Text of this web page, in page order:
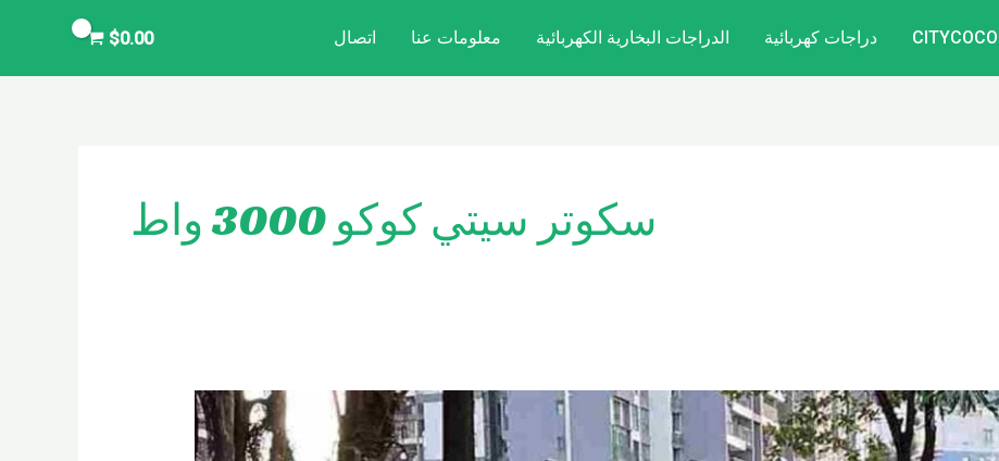
دراجات كهربائية الدراجات البخارية الكهربائية معلومات عنا اتصال $0.00
سكوتر سيتي كوكو 3000 واط